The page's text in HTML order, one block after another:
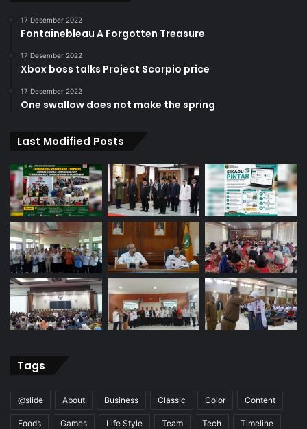
17 Desember 2022
Fontainebleau A Forgotten Treasure
17 Desember 2022
Xbox boss talks Project Scorpio price
17 Desember 2022
One swallow does not make the spring
Last Modified Posts
Tags
@slide About Business Classic Color Content
Foods Games Life Style Team Tech Timeline